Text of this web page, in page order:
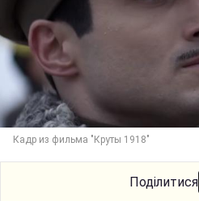
Кадр из фильма "Круты 1918"
Поділитися